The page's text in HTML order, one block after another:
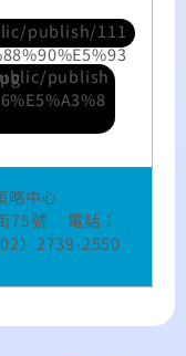
略中心
75號
電話：
02） 2739-2550